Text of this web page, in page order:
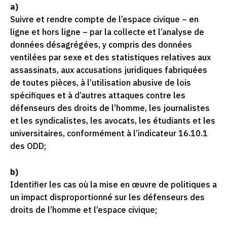
a)
Suivre et rendre compte de l’espace civique – en
ligne et hors ligne – par la collecte et l’analyse de
données désagrégées, y compris des données
ventilées par sexe et des statistiques relatives aux
assassinats, aux accusations juridiques fabriquées
de toutes pièces, à l’utilisation abusive de lois
spécifiques et à d’autres attaques contre les
défenseurs des droits de l’homme, les journalistes
et les syndicalistes, les avocats, les étudiants et les
universitaires, conformément à l’indicateur 16.10.1
des ODD;
b)
Identifier les cas où la mise en œuvre de politiques a
un impact disproportionné sur les défenseurs des
droits de l’homme et l’espace civique;